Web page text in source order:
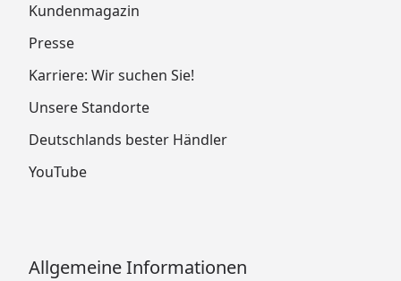
Kundenmagazin
Presse
Karriere: Wir suchen Sie!
Unsere Standorte
Deutschlands bester Händler
YouTube
Allgemeine Informationen